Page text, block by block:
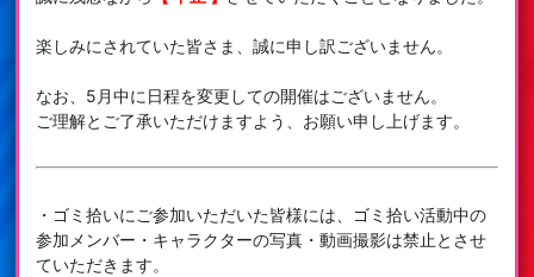
楽しみにされていた皆さま、誠に申し訳ございません。
なお、5月中に日程を変更しての開催はございません。
ご理解とご了承いただけますよう、お願い申し上げます。
・ゴミ拾いにご参加いただいた皆様には、ゴミ拾い活動中の
参加メンバー・キャラクターの写真・動画撮影は禁止とさせ
ていただきます。